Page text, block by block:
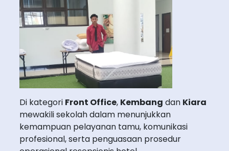
Di kategori Front Office, Kembang dan Kiara
mewakili sekolah dalam menunjukkan
kemampuan pelayanan tamu, komunikasi
profesional, serta penguasaan prosedur